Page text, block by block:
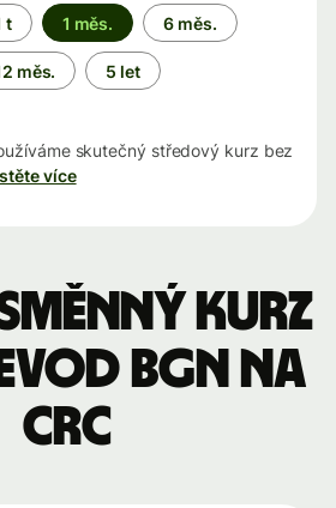
t 1 měs. 6 měs.
měs. 5 let
skutečný středový kurz bez
více
kurz
BGN na
CRC